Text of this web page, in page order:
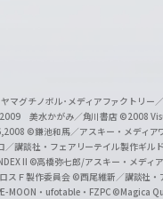
b
e
O
f
マグチノボル･メディアファクトリー
美水かがみ／角川書店 ©2008
©鎌池和馬／アスキー・メディア
／講談社・フェアリーテイル製作ギル
II ©高橋弥七郎/アスキー・メディ
スＦ製作委員会 ©西尾維新／講談社・
MOON・ufotable・FZPC ©Magica